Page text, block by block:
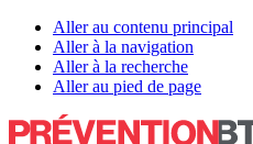
Aller au contenu principal
Aller à la navigation
Aller à la recherche
Aller au pied de page